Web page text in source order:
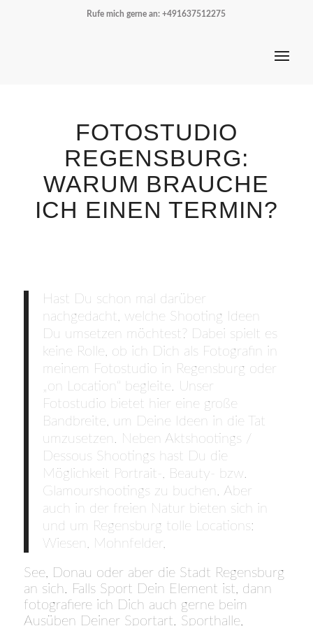
Rufe mich gerne an:+491637512275
FOTOSTUDIO
REGENSBURG:
WARUM BRAUCHE
ICH EINEN TERMIN?
Hast Du schon mal darüber
nachgedacht, welche Shooting Ideen
Du umsetzen möchtest? Dabei spielt es
keine Rolle, ob ich Dich als Fotografin in
meinem Fotostudio in Regensburg oder
„on Location“ begleite. Unser
Fotostudio bietet hier eine große
Bandbreite, um Deine Ideen in die Tat
umzusetzen. Neben Aktshootings /
Dessous Shootings hast Du die
Möglichkeit Portrait-, Beauty- bzw.
Glamourshootings zu buchen. Aber
auch in der freien Natur bieten sich in
und um Regensburg tolle Locations:
Wiesen, Mohnfelder,
See, Donau oder aber die Stadt Regensburg
an sich. Falls Sport Dein Element ist, dann
fotografiere ich Dich auch gerne beim
Ausüben Deiner Sportart. Sporthalle,